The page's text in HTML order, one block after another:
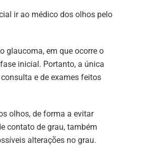
ir ao médico dos olhos pelo
glaucoma, em que ocorre o
inicial. Portanto, a única
e de exames feitos
olhos, de forma a evitar
contato de grau, também
alterações no grau.